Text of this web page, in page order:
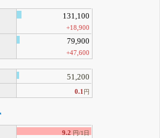
131,100
+18,900
79,900
+47,600
51,200
0.1 円
9.2 円/1日